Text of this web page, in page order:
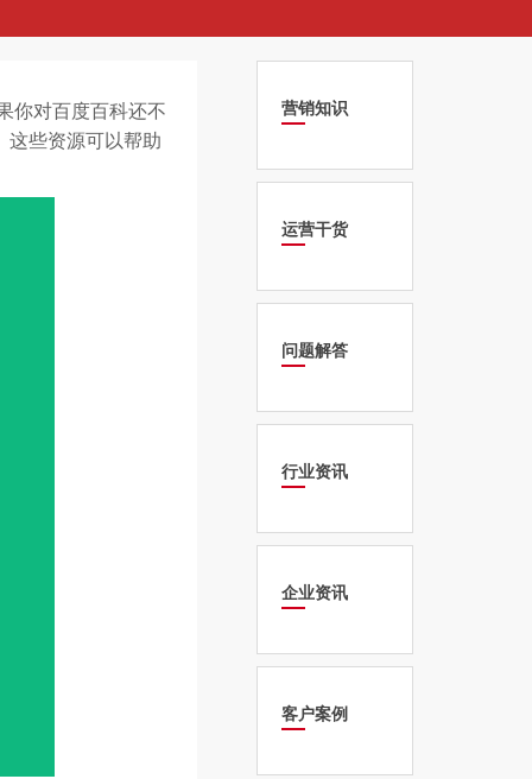
你对百度百科还不
这些资源可以帮助
营销知识
运营干货
问题解答
行业资讯
企业资讯
客户案例